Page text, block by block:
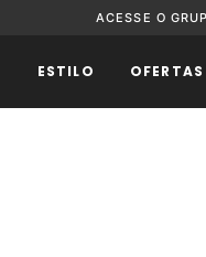
ACESSE O
ESTILO OFERTAS